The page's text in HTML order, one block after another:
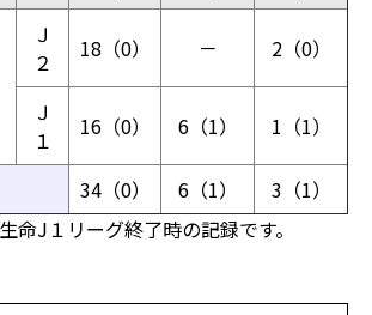
Ｊ
２
18（0） － 2（0）
Ｊ
１
16（0） 6（1） 1（1）
34（0） 6（1）
3（1）
命J１リーグ終了時の記録です。